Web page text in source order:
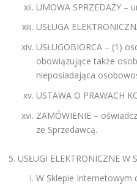
UMOWA SPRZEDAŻY
USŁUGA
USŁUGOBIORCA – (1)
obowiązujące także
nieposiadająca
USTAWA O PRAWACH
ZAMÓWIENIE –
ze Sprzedawcą.
USŁUGI ELEKTRONICZNE W
W Sklepie Internetowym